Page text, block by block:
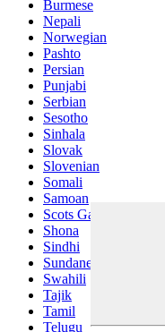
Burmese
Nepali
Norwegian
Pashto
Persian
Punjabi
Serbian
Sesotho
Sinhala
Slovak
Slovenian
Somali
Samoan
Scots Gaelic
Shona
Sindhi
Sundanese
Swahili
Tajik
Tamil
Telugu